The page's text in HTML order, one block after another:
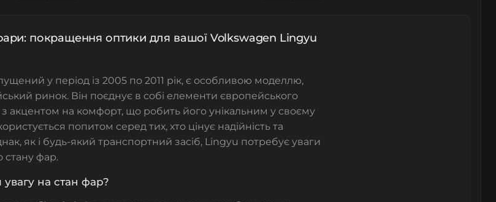
покращення оптики для вашої Volkswagen Lingyu
у період із 2005 по 2011 рік, є особливою моделлю,
ринок. Він поєднує в собі елементи європейського
з акцентом на комфорт, що робить його унікальним у своєму
попитом серед тих, хто цінує надійність та
як і будь-який транспортний засіб, Lingyu потребує уваги
стану фар.
на стан фар?